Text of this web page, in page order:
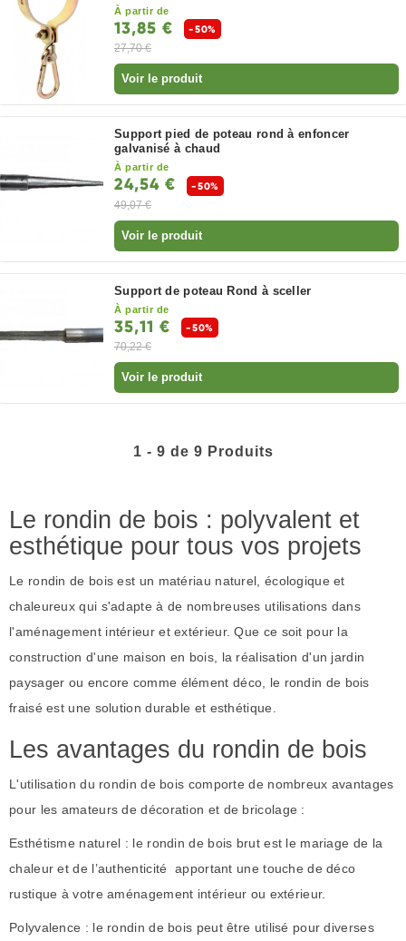
À partir de
13,85 €
-50%
27,70 €
Voir le produit
Support pied de poteau rond à enfoncer
galvanisé à chaud
À partir de
24,54 €
-50%
49,07 €
Voir le produit
Support de poteau Rond à sceller
À partir de
35,11 €
-50%
70,22 €
Voir le produit
1 - 9 de 9 Produits
Le rondin de bois : polyvalent et
esthétique pour tous vos projets
Le rondin de bois est un matériau naturel, écologique et
chaleureux qui s'adapte à de nombreuses utilisations dans
l'aménagement intérieur et extérieur. Que ce soit pour la
construction d'une maison en bois, la réalisation d'un jardin
paysager ou encore comme élément déco, le rondin de bois
fraisé est une solution durable et esthétique.
Les avantages du rondin de bois
L'utilisation du rondin de bois comporte de nombreux avantages
pour les amateurs de décoration et de bricolage :
Esthétisme naturel : le rondin de bois brut est le mariage de la
chaleur et de l’authenticité apportant une touche de déco
rustique à votre aménagement intérieur ou extérieur.
Polyvalence : le rondin de bois peut être utilisé pour diverses